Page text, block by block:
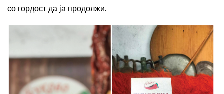
со гордост да ја продолжи.